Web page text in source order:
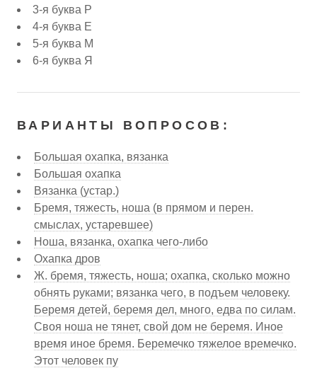
3-я буква Р
4-я буква Е
5-я буква М
6-я буква Я
ВАРИАНТЫ ВОПРОСОВ:
Большая охапка, вязанка
Большая охапка
Вязанка (устар.)
Бремя, тяжесть, ноша (в прямом и перен.
смыслах, устаревшее)
Ноша, вязанка, охапка чего-либо
Охапка дров
Ж. бремя, тяжесть, ноша; охапка, сколько можно
обнять руками; вязанка чего, в подъем человеку.
Беремя детей, беремя дел, много, едва по силам.
Своя ноша не тянет, свой дом не беремя. Иное
время иное бремя. Беремечко тяжелое времечко.
Этот человек пу